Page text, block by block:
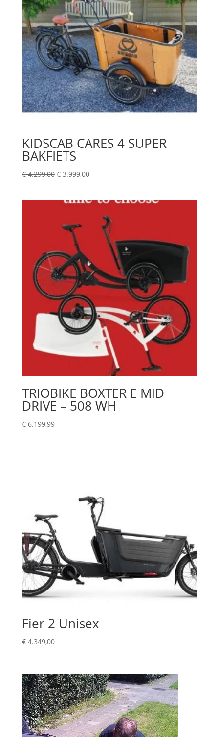
KIDSCAB CARES 4 SUPER
BAKFIETS
€4.299,00 Oorspronkelijke
€ 4.299,00.
€3.999,00Huidige
€ 3.999,00.
TRIOBIKE BOXTER E MID
DRIVE – 508 WH
€6.199,99
Fier 2 Unisex
€4.349,00